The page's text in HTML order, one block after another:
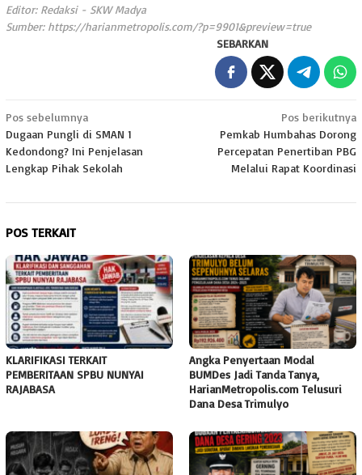
Editor: Redaksi - SKW Madya
Sumber: https://harianmetropolis.com/?p=9901&preview=true
SEBARKAN
Navigasi
pos
Pos sebelumnya
Dugaan Pungli di SMAN 1
Kedondong? Ini Penjelasan
Lengkap Pihak Sekolah
Pos berikutnya
Pemkab Humbahas Dorong
Percepatan Penertiban PBG
Melalui Rapat Koordinasi
POS TERKAIT
KLARIFIKASI TERKAIT
PEMBERITAAN SPBU NUNYAI
RAJABASA
Angka Penyertaan Modal
BUMDes Jadi Tanda Tanya,
HarianMetropolis.com Telusuri
Dana Desa Trimulyo